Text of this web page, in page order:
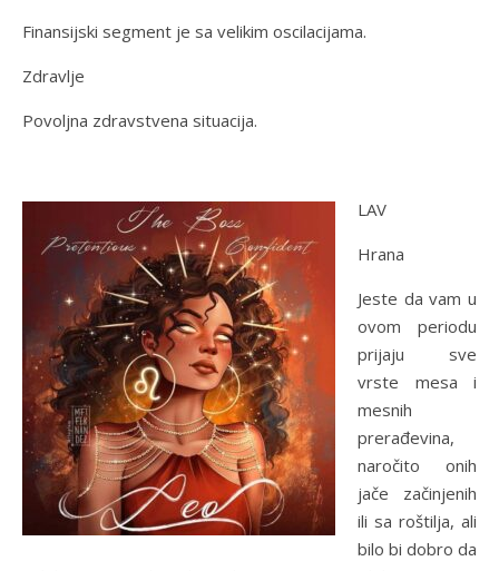
Finansijski segment je sa velikim oscilacijama.
Zdravlje
Povoljna zdravstvena situacija.
LAV
Hrana
Jeste da vam u
ovom periodu
prijaju sve
vrste mesa i
mesnih
prerađevina,
naročito onih
jače začinjenih
ili sa roštilja, ali
bilo bi dobro da